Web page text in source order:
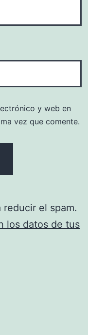
y web en
vez que comente.
reducir el spam.
los datos de tus